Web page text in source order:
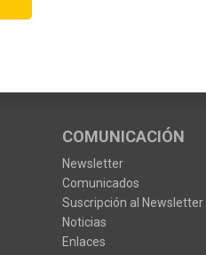
COMUNICACIÓN
Newsletter
Comunicados
Suscripción al Newsletter
Noticias
Enlaces